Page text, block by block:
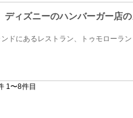
ディズニーのハンバーガー店
1〜8件目